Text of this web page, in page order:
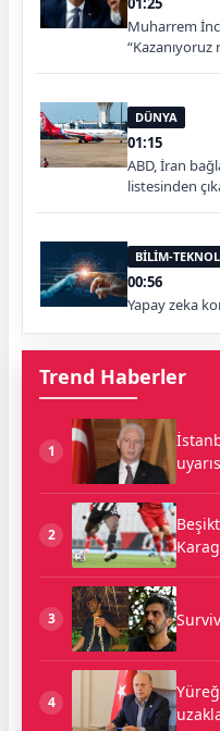
Muharrem
“Kazanıyoruz
DÜNYA
01:15
ABD, İran
listesinden
BİLİM-
00:56
Yapay zeka
Trend Haberler
1
2
3
4